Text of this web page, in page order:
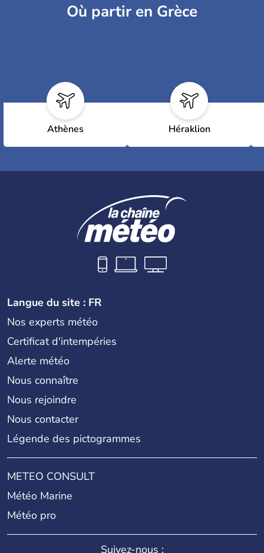
Où partir en Grèce
Athènes Héraklion
Langue du site : FR
Nos experts météo
Certificat d'intempéries
Alerte météo
Nous connaître
Nous rejoindre
Nous contacter
Légende des pictogrammes
METEO CONSULT
Météo Marine
Météo pro
Suivez-nous :